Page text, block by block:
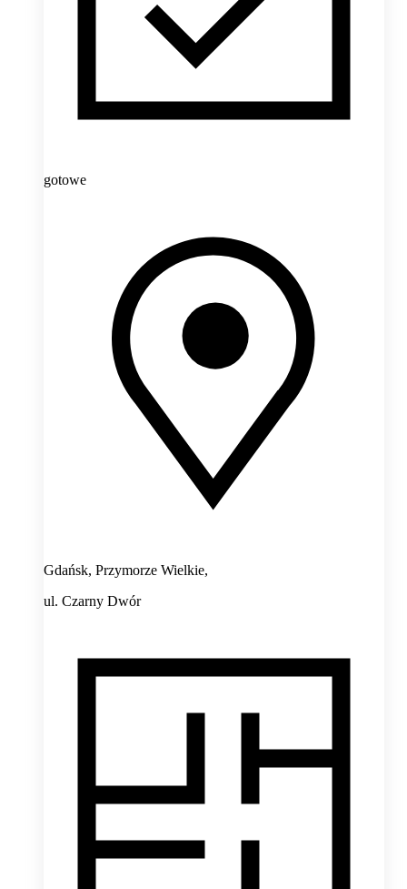
gotowe
Gdańsk, Przymorze Wielkie,
ul. Czarny Dwór